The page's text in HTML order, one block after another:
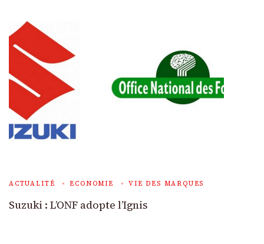
ACTUALITÉ ECONOMIE VIE DES MARQUES
Suzuki : L’ONF adopte l’Ignis